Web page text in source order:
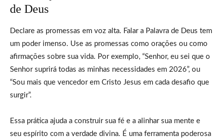
de Deus
Declare as promessas em voz alta. Falar a Palavra de Deus tem
um poder imenso. Use as promessas como orações ou como
afirmações sobre sua vida. Por exemplo, “Senhor, eu sei que o
Senhor suprirá todas as minhas necessidades em 2026”, ou
“Sou mais que vencedor em Cristo Jesus em cada desafio que
surgir”.
Essa prática ajuda a construir sua fé e a alinhar sua mente e
seu espírito com a verdade divina. É uma ferramenta poderosa